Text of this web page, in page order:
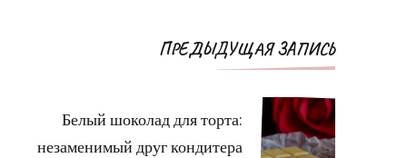
Навигация
ПРЕДЫДУЩАЯ ЗАПИСЬ
Белый шоколад для торта:
незаменимый друг кондитера